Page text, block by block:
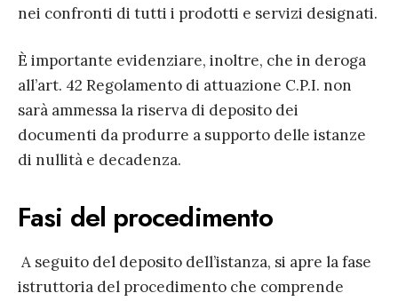
nei confronti di tutti i prodotti e servizi designati.
È importante evidenziare, inoltre, che in deroga
all’art. 42 Regolamento di attuazione C.P.I. non
sarà ammessa la riserva di deposito dei
documenti da produrre a supporto delle istanze
di nullità e decadenza.
Fasi del procedimento
A seguito del deposito dell’istanza, si apre la fase
istruttoria del procedimento che comprende